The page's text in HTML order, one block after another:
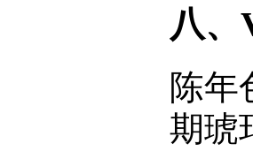
八、
陈年
期琥